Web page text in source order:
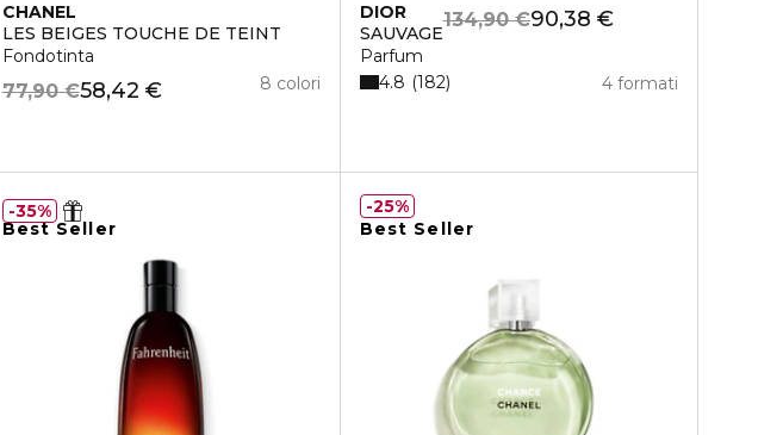
CHANEL
LES BEIGES TOUCHE DE TEINT
Fondotinta
58,42 €
77,90 € 8 colori
DIOR
SAUVAGE
Parfum
90,38 €
134,90 €
4 formati
4.8 182
Best Seller
35%
Best Seller
25%